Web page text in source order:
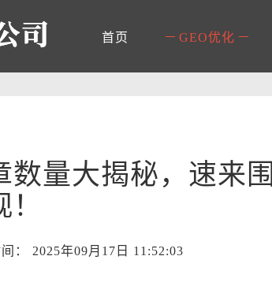
首页 GEO优化
量大揭秘，速来围
2025年09月17日 11:52:03